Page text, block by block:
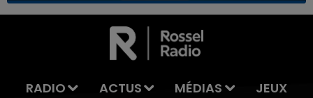
LA TEAM DE L'ÉTÉ
RADIO ACTUS MÉDIAS JEUX